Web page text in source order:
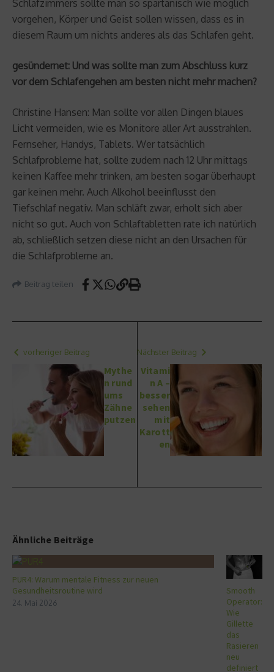
Schlafzimmers sollte man so spartanisch wie möglich
vorgehen, Körper und Geist sollen wissen, dass es in
diesem Raum um nichts anderes als das Schlafen geht.
gesündernet: Und was sollte man zum Abschluss kurz
vor dem Schlafengehen am besten nicht mehr machen?
Christine Hansen: Man sollte vor allen Dingen blaues
Licht vermeiden, wie es Monitore aller Art ausstrahlen.
Fernseher, Handys, Tablets. Wer tatsächlich
Schlafprobleme hat, sollte zudem nach 12 Uhr mittags
keinen Kaffee mehr trinken, am besten sogar überhaupt
gar keinen mehr. Auch Alkohol beeinflusst den
Tiefschlaf negativ. Man schläft zwar, erholt sich aber
nicht so gut. Auch von Schlaftabletten rate ich natürlich
ab, schließlich setzen diese nicht an den Ursachen für
die Schlafprobleme an.
Beitrag teilen
vorheriger Beitrag
Mythe
n rund
ums
Zähne
putzen
Nächster Beitrag
Vitami
n A –
besser
sehen
mit
Karott
en
Ähnliche Beiträge
PUR4: Warum mentale Fitness zur neuen
Gesundheitsroutine wird
24. Mai 2026
Smooth
Operator:
Wie
Gillette
das
Rasieren
neu
definiert